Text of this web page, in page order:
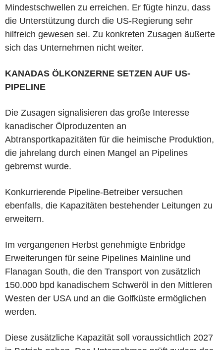
Mindestschwellen zu erreichen. Er fügte hinzu, dass
die Unterstützung durch die US-Regierung sehr
hilfreich gewesen sei. Zu konkreten Zusagen äußerte
sich das Unternehmen nicht weiter.
KANADAS ÖLKONZERNE SETZEN AUF US-
PIPELINE
Die Zusagen signalisieren das große Interesse
kanadischer Ölproduzenten an
Abtransportkapazitäten für die heimische Produktion,
die jahrelang durch einen Mangel an Pipelines
gebremst wurde.
Konkurrierende Pipeline-Betreiber versuchen
ebenfalls, die Kapazitäten bestehender Leitungen zu
erweitern.
Im vergangenen Herbst genehmigte Enbridge
Erweiterungen für seine Pipelines Mainline und
Flanagan South, die den Transport von zusätzlich
150.000 bpd kanadischem Schweröl in den Mittleren
Westen der USA und an die Golfküste ermöglichen
werden.
Diese zusätzliche Kapazität soll voraussichtlich 2027